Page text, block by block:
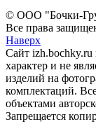
© ООО "Бочки-
Все права
Наверх
Сайт
характер и не
изделий на
комплектаций.
объектами
Запрещается